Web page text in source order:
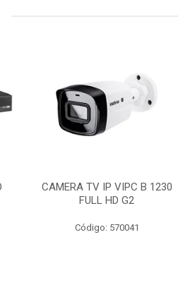
CAMERA TV IP VIPC B 1230
FULL HD G2
Código: 570041